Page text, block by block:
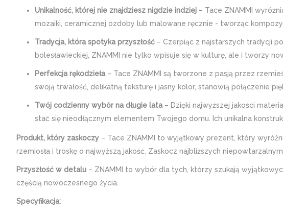
Unikalność, której nie znajdziesz nigdzie indziej – Tace ZNAMMI
mozaiki, ceramicznej ozdoby lub malowane ręcznie - tworząc
Tradycja, która spotyka przyszłość – Czerpiąc z najstarszych tradycji
bolesławieckiej, ZNAMMI nie tylko wpisuje się w kulturę, ale i tworzy
Perfekcja rękodzieła– Tace ZNAMMI są tworzone z pasją przez
swoją trwałość, delikatną teksturę i jasny kolor, stanowią połączenie
Twój codzienny wybór na długie lata– Dzięki najwyższej jakości
stać się nieodłącznym elementem Twojego domu. Ich unikalna
Produkt, który zaskoczy – Tace ZNAMMI to wyjątkowy prezent, który
rzemiosła i troskę o najwyższą jakość. Zaskocz najbliższych
Przyszłość w detalu – ZNAMMI to wybór dla tych, którzy szukają
częścią nowoczesnego życia.
Specyfikacja: